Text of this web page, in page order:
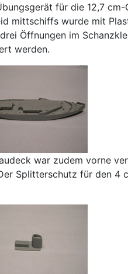
für die 12,7
mittschiffs wurde mit
Öffnungen im
werden.
war zudem vorne
Splitterschutz für den